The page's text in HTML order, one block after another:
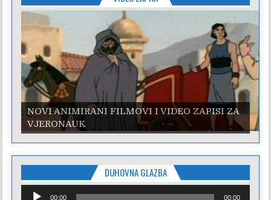
NOVI ANIMIRANI FILMOVI I VIDEO ZAPISI ZA
VJERONAUK
DUHOVNA GLAZBA
Reproduktor
00:00 00:00